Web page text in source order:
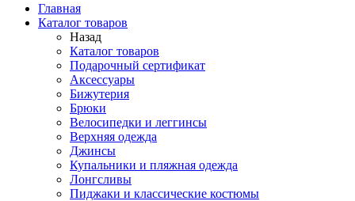
Главная
Каталог товаров
Назад
Каталог товаров
Подарочный сертификат
Аксессуары
Бижутерия
Брюки
Велосипедки и леггинсы
Верхняя одежда
Джинсы
Купальники и пляжная одежда
Лонгсливы
Пиджаки и классические костюмы